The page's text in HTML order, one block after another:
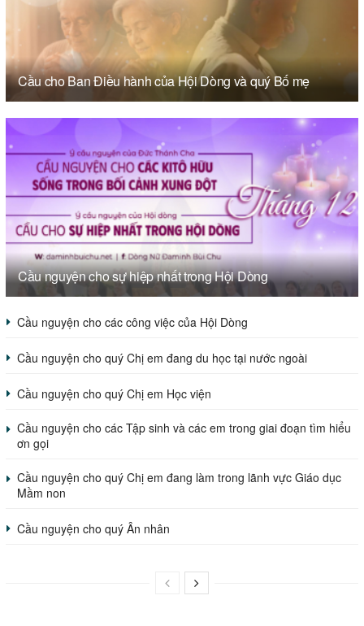
Cầu cho Ban Điều hành của Hội Dòng và quý Bố mẹ
Cầu nguyện cho sự hiệp nhất trong Hội Dòng
Cầu nguyện cho các công việc của Hội Dòng
Cầu nguyện cho quý Chị em đang du học tại nước ngoài
Cầu nguyện cho quý Chị em Học viện
Cầu nguyện cho các Tập sinh và các em trong giai đoạn tìm hiểu
ơn gọi
Cầu nguyện cho quý Chị em đang làm trong lãnh vực Giáo dục
Mầm non
Cầu nguyện cho quý Ân nhân